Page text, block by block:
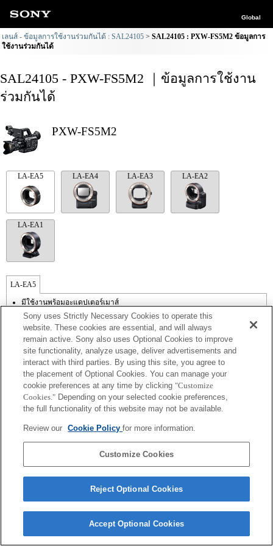
Global
เลนส์ - ข้อมูลการใช้งานร่วมกันได้ : SAL24105
SAL24105 : PXW-FS5M2 ข้อมูลการ
ใช้งานร่วมกันได้
SAL24105 - PXW-FS5M2 ｜ข้อมูลการใช้งาน
ร่วมกันได้
PXW-FS5M2
LA-EA5 LA-EA4 LA-EA3 LA-EA2
LA-EA1
LA-EA5
มีใช้งานพร้อมอะแดปเตอร์เมาส์
ไม่รองรับ SteadyShot
สัญญาณรบกวนเลนส์ที่เกิดจากการทำงานของกล้อง เช่น การซูมและโฟกัสอาจ
ถูกบันทึกได้ระหว่างการบันทึกภาพเคลื่อนไหว
ไม่สามารถใช้การปรับรูรับแสงอัตโนมัติได้ในโหมดภาพยนตร์
การเปลี่ยนรูรับแสงขณะบันทึกภาพอาจทำให้เกิดเสียง หรือทำให้จอสว่างขึ้นขณะ
ที่ทำงาน
Contact Us
Copyright 2026 Sony Corporation
Sony uses Strictly Necessary Cookies to operate this
website. These cookies are essential, and will always
remain active. Sony also uses Optional Cookies to improve
site functionality, analyze usage, deliver advertisements and
interact with third parties. By using this site, you agree to
the placement of Optional Cookies. You can manage your
cookie preferences at any time by clicking "Customize
Cookies." Depending on your selected cookie preferences,
the full functionality of this website may not be available.
Review our Cookie Policyfor more information.
Customize Cookies
Reject Optional Cookies
Accept Optional Cookies